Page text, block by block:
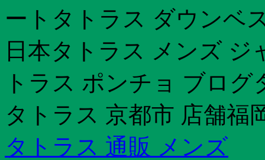
ートタトラス ダウンベ
日本タトラス メンズ
トラス ポンチョ ブロ
タトラス 京都市 店舗福
タトラス 通販 メンズ